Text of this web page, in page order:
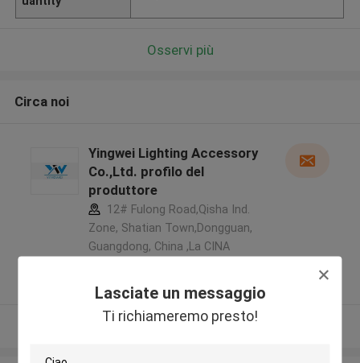
Lasciate un messaggio
Ti richiameremo presto!
Osservi più
Circa noi
Yingwei Lighting Accessory
Co.,Ltd. profilo del
produttore
12# Fulong Road,Qisha Ind.
Zone, Shatian Town,Dongguan,
Guangdong, China ,La CINA
Fornitore verificato
Osservi più